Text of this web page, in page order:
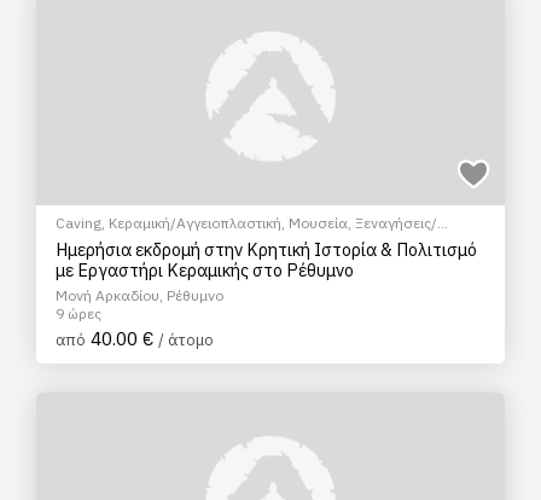
Caving, Κεραμική/Αγγειοπλαστική, Μουσεία, Ξεναγήσεις/
Αξιοθέατα
Πολιτιστικά - Πολιτισμικά Σεμινάρια & Μαθήματα
Ημερήσια εκδρομή στην Κρητική Ιστορία & Πολιτισμό
με Εργαστήρι Κεραμικής στο Ρέθυμνο
Μονή Αρκαδίου, Ρέθυμνο
9 ώρες
από 40.00 € / άτομο